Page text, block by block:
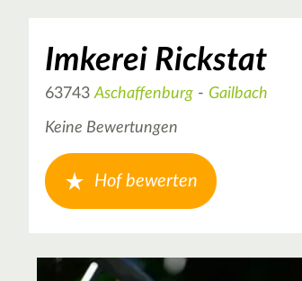
Imkerei Rickstat
63743Aschaffenburg - Gailbach
Keine Bewertungen
Hof bewerten